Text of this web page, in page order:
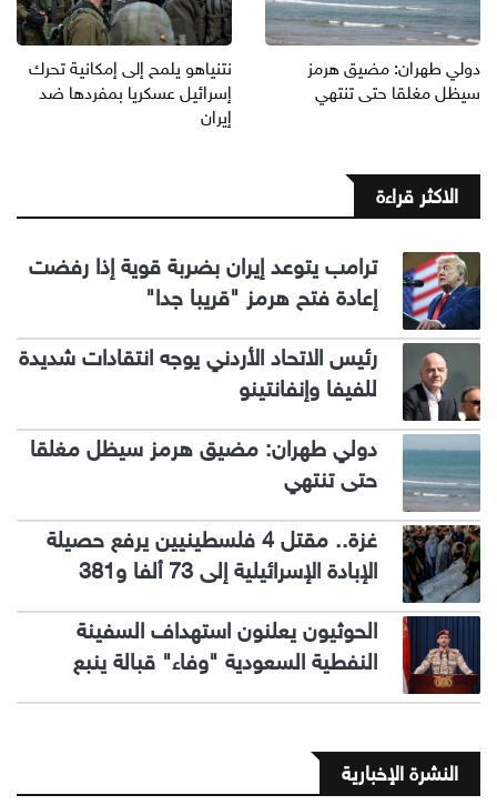
دولي طهران: مضيق هرمز
سيظل مغلقا حتى تنتهي
نتنياهو يلمح إلى إمكانية تحرك
إسرائيل عسكريا بمفردها ضد
إيران
الاكثر قراءة
ترامب يتوعد إيران بضربة قوية إذا رفضت
إعادة فتح هرمز "قريبا جدا"
رئيس الاتحاد الأردني يوجه انتقادات شديدة
للفيفا وإنفانتينو
دولي طهران: مضيق هرمز سيظل مغلقا
حتى تنتهي
غزة.. مقتل 4 فلسطينيين يرفع حصيلة
الإبادة الإسرائيلية إلى 73 ألفا و381
الحوثيون يعلنون استهداف السفينة
النفطية السعودية "وفاء" قبالة ينبع
النشرة الإخبارية